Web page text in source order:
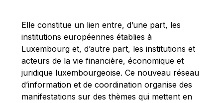
Michael Sohlman
Michel Goedert
Mireille Delmas-Marty
Nobuo Tanaka
Otmar Issing
Elle constitue un lien entre, d’une part, les
institutions européennes établies à
Luxembourg et, d’autre part, les institutions et
acteurs de la vie financière, économique et
juridique luxembourgeoise. Ce nouveau réseau
d’information et de coordination organise des
manifestations sur des thèmes qui mettent en